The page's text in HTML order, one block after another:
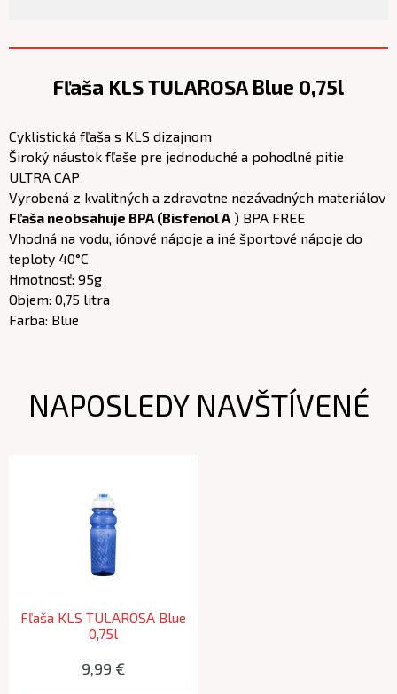
Fľaša KLS TULAROSA Blue 0,75l
Cyklistická fľaša s KLS dizajnom
Široký náustok fľaše pre jednoduché a pohodlné pitie
ULTRA CAP
Vyrobená z kvalitných a zdravotne nezávadných materiálov
Fľaša neobsahuje BPA (Bisfenol A ) BPA FREE
Vhodná na vodu, iónové nápoje a iné športové nápoje do
teploty 40°C
Hmotnosť: 95g
Objem: 0,75 litra
Farba: Blue
NAPOSLEDY NAVŠTÍVENÉ
Fľaša KLS TULAROSA Blue
0,75l
9,99 €